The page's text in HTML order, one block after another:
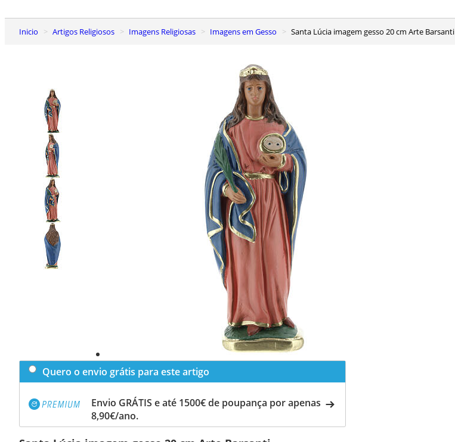
Inicio Artigos Religiosos Imagens Religiosas Imagens em Gesso Santa Lúcia imagem gesso 20 cm Arte Barsanti
Quero o envio grátis para este artigo
Envio GRÁTIS e até 1500€ de poupança por apenas
8,90€/ano.